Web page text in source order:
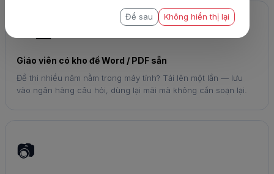
Giáo viên có kho đề Word / PDF sẵn
Đề thi nhiều năm nằm trong máy tính? Tải lên một lần — lưu
vào ngân hàng câu hỏi, dùng lại mãi mà không cần soạn lại.
📷
Để sau Không hiển thị lại